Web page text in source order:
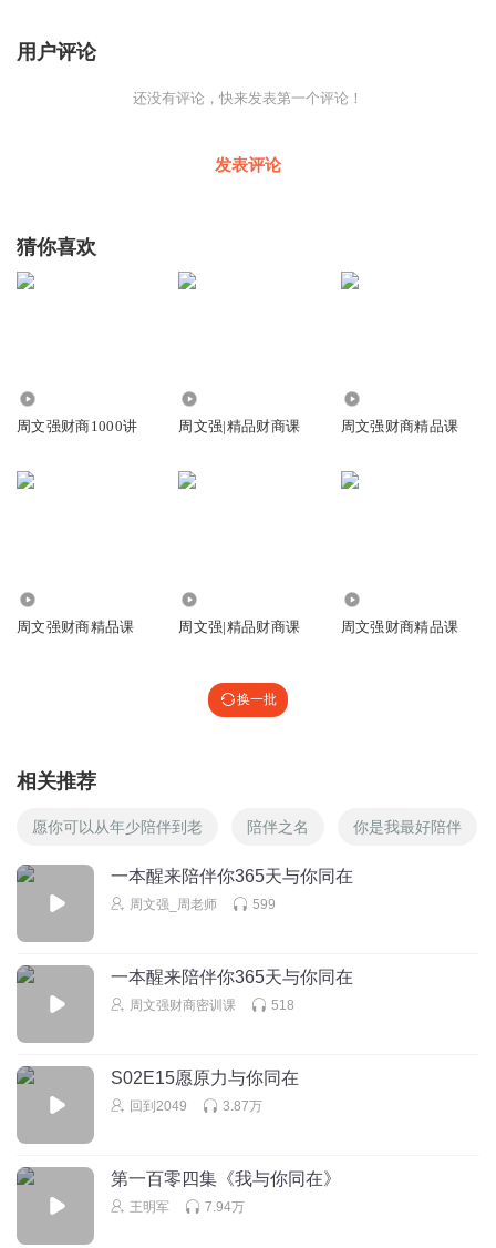
用户评论
还没有评论，快来发表第一个评论！
发表评论
猜你喜欢
周文强财商1000讲 周文强|精品财商课 周文强财商精品课
周文强财商精品课 周文强|精品财商课 周文强财商精品课
换一批
相关推荐
愿你可以从年少陪伴到老 陪伴之名 你是我最好陪伴
一本醒来陪伴你365天与你同在
周文强_周老师 599
一本醒来陪伴你365天与你同在
周文强财商密训课 518
S02E15愿原力与你同在
回到2049 3.87万
第一百零四集《我与你同在》
王明军 7.94万